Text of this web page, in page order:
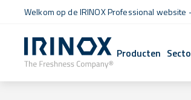
Welkom op de IRINOX Professional
Producten